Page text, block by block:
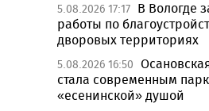
5.08.2026 17:17 В Вологде
работы по
дворовых территориях
5.08.2026 16:50
стала современным
«есенинской» душой